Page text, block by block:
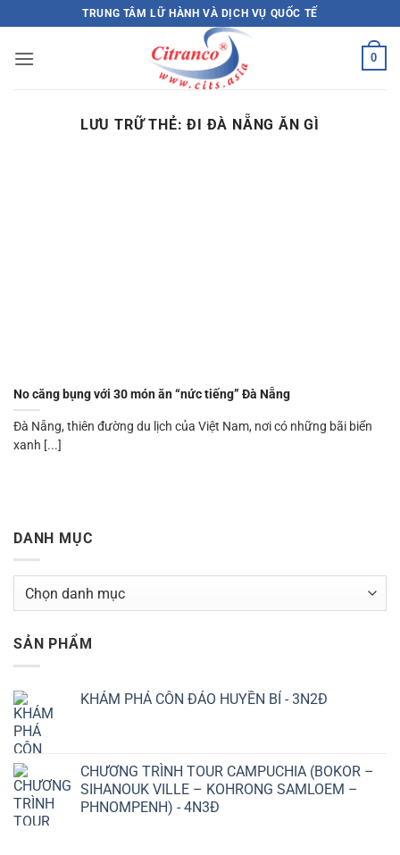
qua
nội
TRUNG TÂM LỮ HÀNH VÀ DỊCH VỤ QUỐC TẾ
0
LƯU TRỮ THẺ:ĐI ĐÀ NẴNG ĂN GÌ
No căng bụng với 30 món ăn “nức tiếng” Đà Nẵng
Đà Nẵng, thiên đường du lịch của Việt Nam, nơi có những bãi biển
xanh [...]
DANH MỤC
Danh
SẢN PHẨM
KHÁM PHÁ CÔN ĐẢO HUYỀN BÍ - 3N2Đ
CHƯƠNG TRÌNH TOUR CAMPUCHIA (BOKOR –
SIHANOUK VILLE – KOHRONG SAMLOEM –
PHNOMPENH) - 4N3Đ